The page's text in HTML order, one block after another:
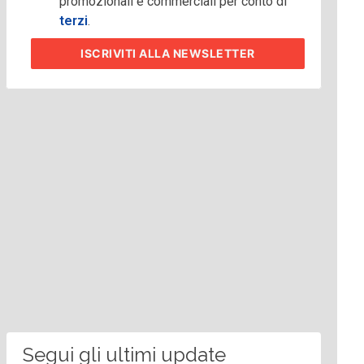
terzi.
ISCRIVITIALLA NEWSLETTER
Segui gli ultimi update